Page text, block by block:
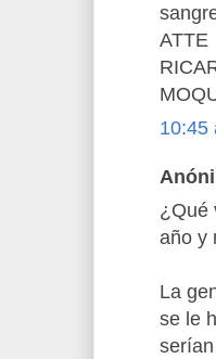
ATTE
10:45
¿Qué
año y
La
se le